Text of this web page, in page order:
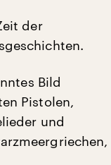
der
Bild
Pistolen,
und